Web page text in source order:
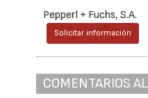
Pepperl + Fuchs, S.A.
Solicitar información
COMENTARIOS